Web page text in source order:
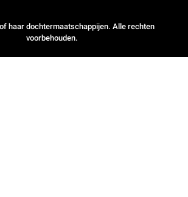
haar dochtermaatschappijen. Alle rechten
voorbehouden.